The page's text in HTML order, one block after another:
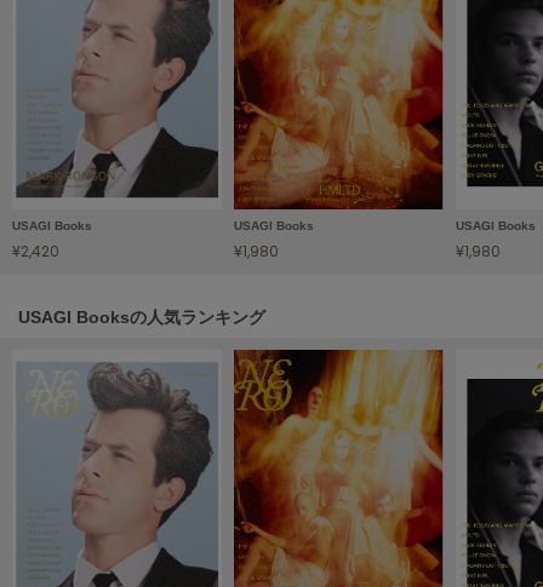
le coq sportif
ルコックスポルティフ
LeSportsac
レスポートサック
リリーブラウン
リトルユニオン トウキョウ
made of Organics
メイドオブオーガニクス
MICHU COQUETTE
ミチュ コケット
USAGI Books
¥2,420
USAGI Books
¥1,980
USAGI Books
¥1,980
USAGI Booksの人気ランキング